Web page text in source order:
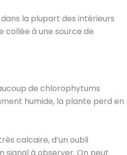
la plupart des intérieurs
collée à une source de
de chlorophytums
humide, la plante perd en
calcaire, d’un oubli
signal à observer. On peut